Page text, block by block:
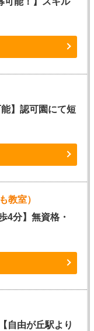
】認可園にて短
教室）
4分】無資格・
自由が丘駅より